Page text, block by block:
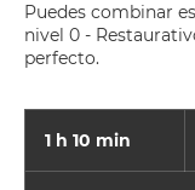
Puedes combinar
nivel 0 -
perfecto.
1 h 10 min